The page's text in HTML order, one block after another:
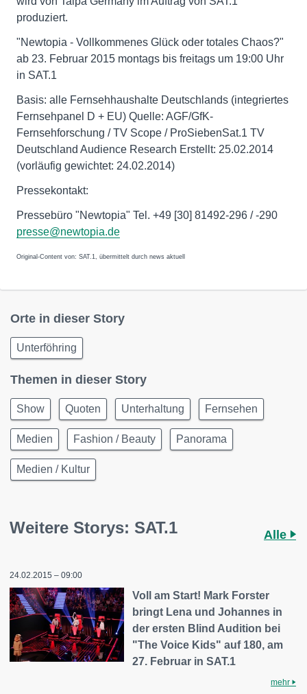
produziert.
"Newtopia - Vollkommenes Glück oder totales Chaos?"
ab 23. Februar 2015 montags bis freitags um 19:00 Uhr
in SAT.1
Basis: alle Fernsehhaushalte Deutschlands (integriertes
Fernsehpanel D + EU) Quelle: AGF/GfK-
Fernsehforschung / TV Scope / ProSiebenSat.1 TV
Deutschland Audience Research Erstellt: 25.02.2014
(vorläufig gewichtet: 24.02.2014)
Pressekontakt:
Pressebüro "Newtopia" Tel. +49 [30] 81492-296 / -290
presse@newtopia.de
Original-Content von: SAT.1, übermittelt durch news aktuell
Orte in dieser Story
Unterföhring
Themen in dieser Story
Show Quoten Unterhaltung Fernsehen
Medien Fashion / Beauty Panorama
Medien / Kultur
Weitere Storys: SAT.1 Alle
24.02.2015 – 09:00
Voll am Start! Mark Forster
bringt Lena und Johannes in
der ersten Blind Audition bei
"The Voice Kids" auf 180, am
27. Februar in SAT.1
mehr